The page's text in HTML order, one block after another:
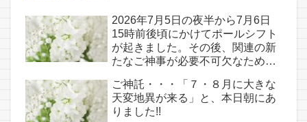
2026年7月5日の夜半から7月6日
15時前後頃にかけてポールシフト
が起きました。その後、関連の新
たなご神事が必要不可欠なため、
点であり古代太陽信仰の中心点で
もある伊弉諾宮、他3ヵ所へのご
神託あり！！
ご神託・・・「７・８月に大きな
天変地異が来る」と、本日朝にあ
りました!!